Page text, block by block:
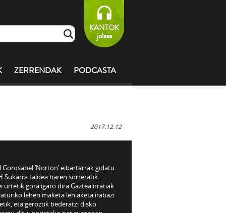
KANTOK
jolasa
ZERRENDAK PODCASTA
2017.12.12
Gorosabel ‘Norton’ eibartarrak gidatu
Sukarra taldea haren sorreratik.
urtetik gora igaro dira Gaztea irratiak
lehen maketa lehiaketa irabazi
eta geroztik bederatzi disko